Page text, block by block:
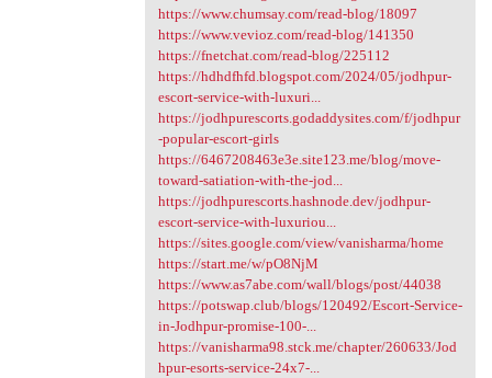
https://www.chumsay.com/read-blog/18097
https://www.vevioz.com/read-blog/141350
https://fnetchat.com/read-blog/225112
https://hdhdfhfd.blogspot.com/2024/05/jodhpur-
escort-service-with-luxuri...
https://jodhpurescorts.godaddysites.com/f/jodhpur
-popular-escort-girls
https://6467208463e3e.site123.me/blog/move-
toward-satiation-with-the-jod...
https://jodhpurescorts.hashnode.dev/jodhpur-
escort-service-with-luxuriou...
https://sites.google.com/view/vanisharma/home
https://start.me/w/pO8NjM
https://www.as7abe.com/wall/blogs/post/44038
https://potswap.club/blogs/120492/Escort-Service-
in-Jodhpur-promise-100-...
https://vanisharma98.stck.me/chapter/260633/Jod
hpur-esorts-service-24x7-...